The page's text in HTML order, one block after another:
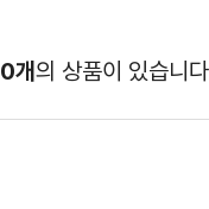
0개의 상품이 있습니